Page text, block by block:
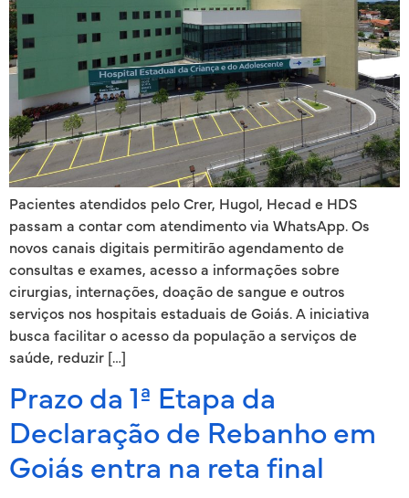
Pacientes atendidos pelo Crer, Hugol, Hecad e HDS
passam a contar com atendimento via WhatsApp. Os
novos canais digitais permitirão agendamento de
consultas e exames, acesso a informações sobre
cirurgias, internações, doação de sangue e outros
serviços nos hospitais estaduais de Goiás. A iniciativa
busca facilitar o acesso da população a serviços de
saúde, reduzir […]
Prazo da 1ª Etapa da
Declaração de Rebanho em
Goiás entra na reta final